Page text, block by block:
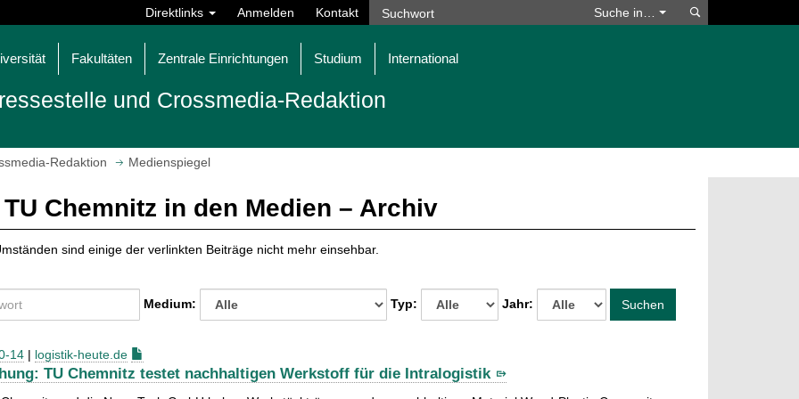
Direktlinks Anmelden Kontakt Suche in…
Fakultäten Zentrale Einrichtungen Studium International
und Crossmedia-Redaktion
Redaktion Medienspiegel
TU Chemnitz in den Medien – Archiv
sind einige der verlinkten Beiträge nicht mehr einsehbar.
Medium: Typ: Jahr: Suchen
14 | logistik-heute.de
TU Chemnitz testet nachhaltigen Werkstoff für die Intralogistik